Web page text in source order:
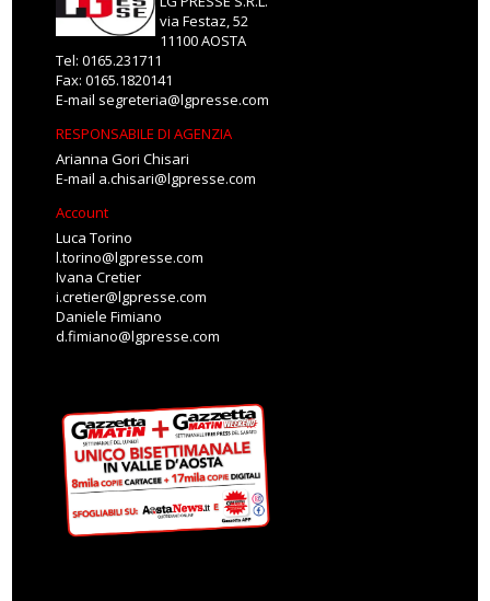
via Festaz, 52
11100 AOSTA
Tel: 0165.231711
Fax: 0165.1820141
E-mail segreteria@lgpresse.com
RESPONSABILE DI AGENZIA
Arianna Gori Chisari
E-mail a.chisari@lgpresse.com
Account
Luca Torino
l.torino@lgpresse.com
Ivana Cretier
i.cretier@lgpresse.com
Daniele Fimiano
d.fimiano@lgpresse.com